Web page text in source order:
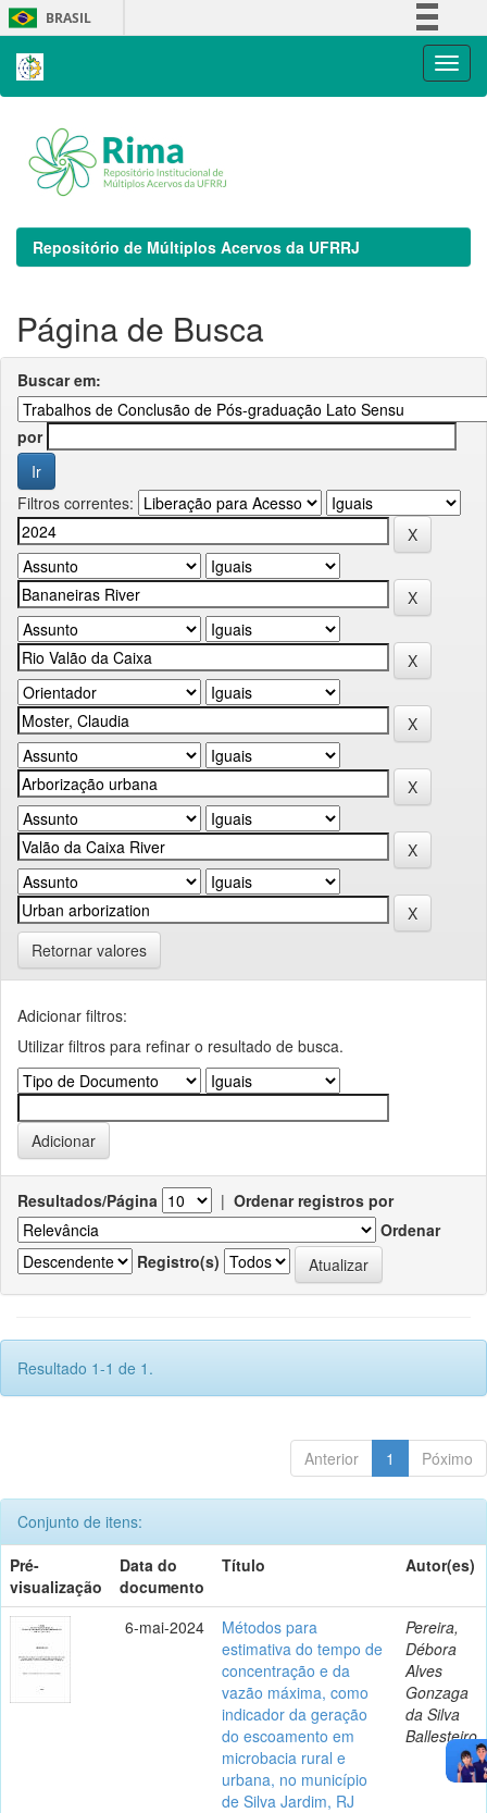
Skip
navigation
BRASIL
Repositório de Múltiplos Acervos da UFRRJ
Página de Busca
Buscar em:
por
Filtros correntes:
Retornar valores
Adicionar filtros:
Utilizar filtros para refinar o resultado de busca.
Resultados/Página | Ordenar registros por
Ordenar
Registro(s)
Resultado 1-1 de 1.
Anterior 1 Póximo
Conjunto de itens:
Pré-
visualização
Data do
documento
Título Autor(es)
6-mai-2024
Métodos para
estimativa do tempo de
concentração e da
vazão máxima, como
indicador da geração
do escoamento em
microbacia rural e
urbana, no município
de Silva Jardim, RJ
Pereira,
Débora
Alves
Gonzaga
da Silva
Ballesteiro